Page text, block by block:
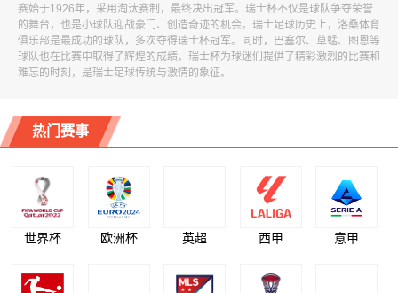
赛始于1926年，采用淘汰赛制，最终决出冠军。瑞士杯不仅是球队争夺荣誉
的舞台，也是小球队迎战豪门、创造奇迹的机会。瑞士足球历史上，洛桑体育
俱乐部是最成功的球队，多次夺得瑞士杯冠军。同时，巴塞尔、草蜢、图恩等
球队也在比赛中取得了辉煌的成绩。瑞士杯为球迷们提供了精彩激烈的比赛和
难忘的时刻，是瑞士足球传统与激情的象征。
热门赛事
世界杯 欧洲杯 英超 西甲 意甲